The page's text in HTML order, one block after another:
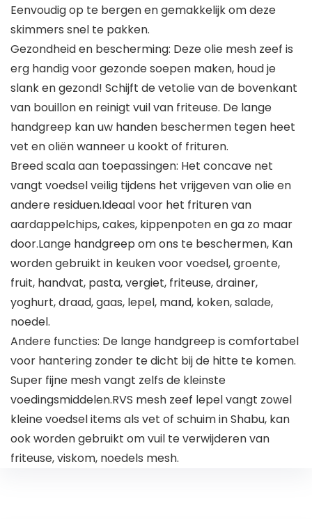
Eenvoudig op te bergen en gemakkelijk om deze
skimmers snel te pakken.
Gezondheid en bescherming: Deze olie mesh zeef is
erg handig voor gezonde soepen maken, houd je
slank en gezond! Schijft de vetolie van de bovenkant
van bouillon en reinigt vuil van friteuse. De lange
handgreep kan uw handen beschermen tegen heet
vet en oliën wanneer u kookt of frituren.
Breed scala aan toepassingen: Het concave net
vangt voedsel veilig tijdens het vrijgeven van olie en
andere residuen.Ideaal voor het frituren van
aardappelchips, cakes, kippenpoten en ga zo maar
door.Lange handgreep om ons te beschermen, Kan
worden gebruikt in keuken voor voedsel, groente,
fruit, handvat, pasta, vergiet, friteuse, drainer,
yoghurt, draad, gaas, lepel, mand, koken, salade,
noedel.
Andere functies: De lange handgreep is comfortabel
voor hantering zonder te dicht bij de hitte te komen.
Super fijne mesh vangt zelfs de kleinste
voedingsmiddelen.RVS mesh zeef lepel vangt zowel
kleine voedsel items als vet of schuim in Shabu, kan
ook worden gebruikt om vuil te verwijderen van
friteuse, viskom, noedels mesh.